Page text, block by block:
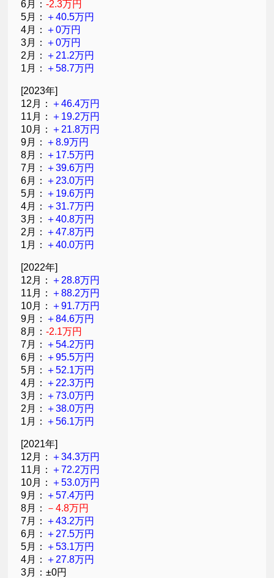
6月：-2.3万円
5月： ＋40.5万円
4月： ＋0万円
3月： ＋0万円
2月： ＋21.2万円
1月： ＋58.7万円
[2023年]
12月： ＋46.4万円
11月： ＋19.2万円
10月： ＋21.8万円
9月： ＋8.9万円
8月： ＋17.5万円
7月： ＋39.6万円
6月： ＋23.0万円
5月： ＋19.6万円
4月： ＋31.7万円
3月： ＋40.8万円
2月： ＋47.8万円
1月： ＋40.0万円
[2022年]
12月： ＋28.8万円
11月： ＋88.2万円
10月： ＋91.7万円
9月： ＋84.6万円
8月：-2.1万円
7月： ＋54.2万円
6月： ＋95.5万円
5月： ＋52.1万円
4月： ＋22.3万円
3月： ＋73.0万円
2月： ＋38.0万円
1月： ＋56.1万円
[2021年]
12月： ＋34.3万円
11月： ＋72.2万円
10月： ＋53.0万円
9月： ＋57.4万円
8月：
－4.8万円
7月： ＋43.2万円
6月： ＋27.5万円
5月： ＋53.1万円
4月： ＋27.8万円
3月：±0円